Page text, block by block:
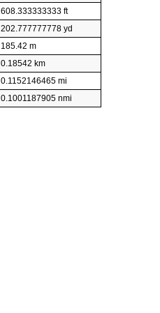
608.333333333 ft
202.777777778 yd
185.42 m
0.18542 km
0.1152146465 mi
0.1001187905 nmi